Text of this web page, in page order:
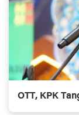
OTT, KPK